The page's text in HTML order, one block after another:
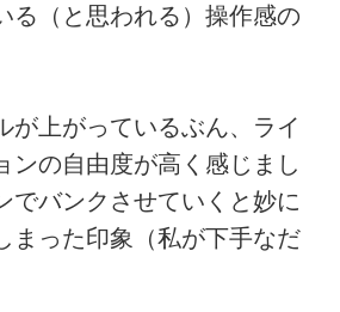
る（と思われる）操作感の
が上がっているぶん、ライ
ンの自由度が高く感じまし
でバンクさせていくと妙に
まった印象（私が下手なだ